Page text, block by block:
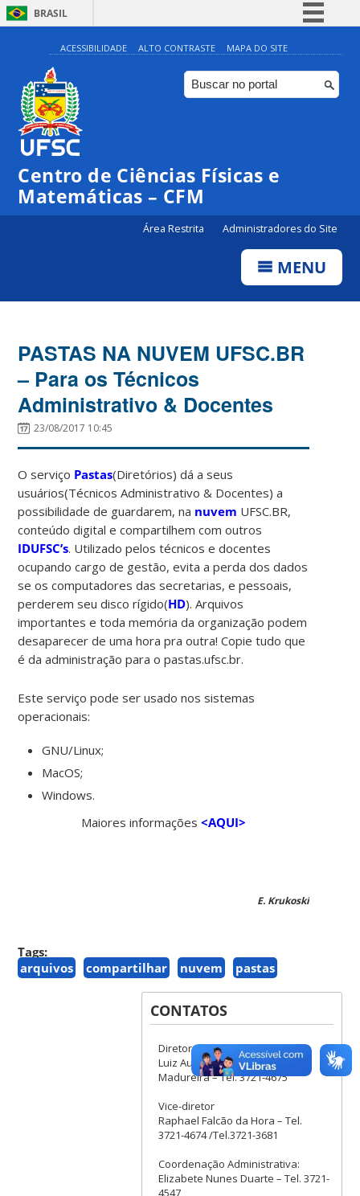
BRASIL
Simplifique!
Comunica BR
Participe
Canais
ACESSIBILIDADE ALTO CONTRASTE MAPA DO SITE
Centro de Ciências Físicas e
Matemáticas – CFM
Área Restrita Administradores do Site
MENU
PASTAS NA NUVEM UFSC.BR
– Para os Técnicos
Administrativo & Docentes
23/08/2017 10:45
O serviço Pastas(Diretórios) dá a seus
usuários(Técnicos Administrativo & Docentes) a
possibilidade de guardarem, na nuvem UFSC.BR,
conteúdo digital e compartilhem com outros
IDUFSC’s. Utilizado pelos técnicos e docentes
ocupando cargo de gestão, evita a perda dos dados
se os computadores das secretarias, e pessoais,
perderem seu disco rígido(HD). Arquivos
importantes e toda memória da organização podem
desaparecer de uma hora pra outra! Copie tudo que
é da administração para o pastas.ufsc.br.
Este serviço pode ser usado nos sistemas
operacionais:
GNU/Linux;
MacOS;
Windows.
Maiores informações<AQUI>
E. Krukoski
Tags:
arquivos
compartilhar nuvem pastas
CONTATOS
Diretor
Luiz Augusto dos Santos
Madureira – Tel. 3721-4675
Vice-diretor
Raphael Falcão da Hora – Tel.
3721-4674 /Tel.3721-3681
Coordenação Administrativa:
Elizabete Nunes Duarte – Tel. 3721-
4547